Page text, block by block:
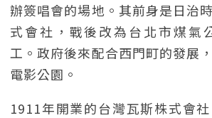
辦簽唱會的場地。其前身是日治
式會社，戰後改為台北市煤氣
工。政府後來配合西門町的發展
電影公園。
1911年開業的台灣瓦斯株式會